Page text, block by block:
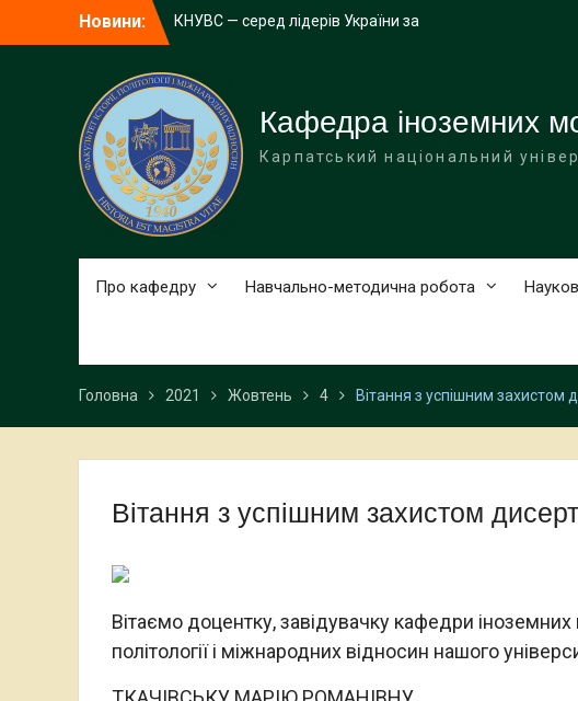
Новини:
КНУВС — серед лідерів України за
1000 доларів для студентів КНУВС:
стартував конкурс від Фонду Інституту
Східних Досліджень
Запрошуємо на відзначення Дня
університету!
STEFANYK 14×14: Науковий пікнік Open
Day
Кафедра іноземних
Карпатський національний
Про кафедру Навчально-методична робота
Головна 2021 Жовтень 4 Вітання з успішним захистом
Вітання з успішним захистом
Вітаємо доцентку, завідувачку кафедри іноземних
політології і міжнародних відносин нашого